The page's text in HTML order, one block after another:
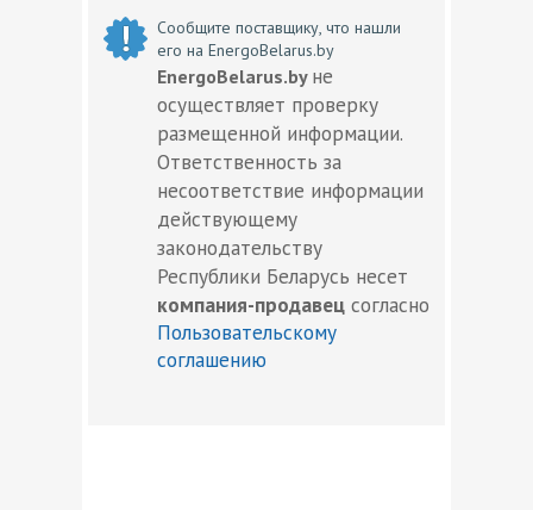
Сообщите поставщику, что нашли
его на EnergoBelarus.by
EnergoBelarus.by не
осуществляет проверку
размещенной информации.
Ответственность за
несоответствие информации
действующему
законодательству
Республики Беларусь несет
компания-продавец согласно
Пользовательскому
соглашению